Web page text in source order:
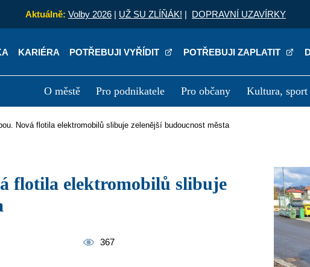
Aktuálně: Volby 2026 | UŽ SU ZLÍŇÁK! | DOPRAVNÍ UZAVÍRKY
KARIÉRA POTŘEBUJI VYŘÍDIT POTŘEBUJI ZAPLATIT
O městě Pro podnikatele Pro občany Kultura, sport
deska Kariéra
Nová flotila elektromobilů slibuje zelenější budoucnost města
367